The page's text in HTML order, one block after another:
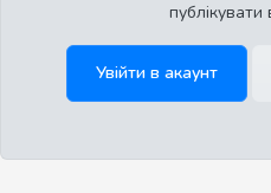
публікувати
Увійти в акаунт